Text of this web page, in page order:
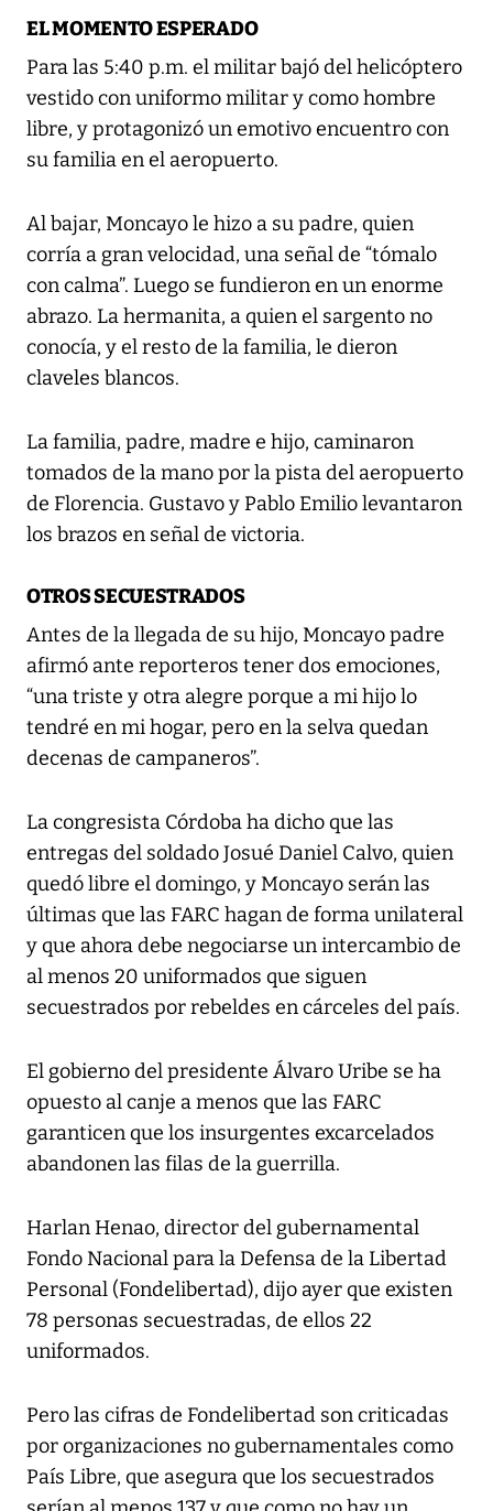
EL MOMENTO ESPERADO
Para las 5:40 p.m. el militar bajó del helicóptero
vestido con uniformo militar y como hombre
libre, y protagonizó un emotivo encuentro con
su familia en el aeropuerto.
Al bajar, Moncayo le hizo a su padre, quien
corría a gran velocidad, una señal de “tómalo
con calma”. Luego se fundieron en un enorme
abrazo. La hermanita, a quien el sargento no
conocía, y el resto de la familia, le dieron
claveles blancos.
La familia, padre, madre e hijo, caminaron
tomados de la mano por la pista del aeropuerto
de Florencia. Gustavo y Pablo Emilio levantaron
los brazos en señal de victoria.
OTROS SECUESTRADOS
Antes de la llegada de su hijo, Moncayo padre
afirmó ante reporteros tener dos emociones,
“una triste y otra alegre porque a mi hijo lo
tendré en mi hogar, pero en la selva quedan
decenas de campaneros”.
La congresista Córdoba ha dicho que las
entregas del soldado Josué Daniel Calvo, quien
quedó libre el domingo, y Moncayo serán las
últimas que las FARC hagan de forma unilateral
y que ahora debe negociarse un intercambio de
al menos 20 uniformados que siguen
secuestrados por rebeldes en cárceles del país.
El gobierno del presidente Álvaro Uribe se ha
opuesto al canje a menos que las FARC
garanticen que los insurgentes excarcelados
abandonen las filas de la guerrilla.
Harlan Henao, director del gubernamental
Fondo Nacional para la Defensa de la Libertad
Personal (Fondelibertad), dijo ayer que existen
78 personas secuestradas, de ellos 22
uniformados.
Pero las cifras de Fondelibertad son criticadas
por organizaciones no gubernamentales como
País Libre, que asegura que los secuestrados